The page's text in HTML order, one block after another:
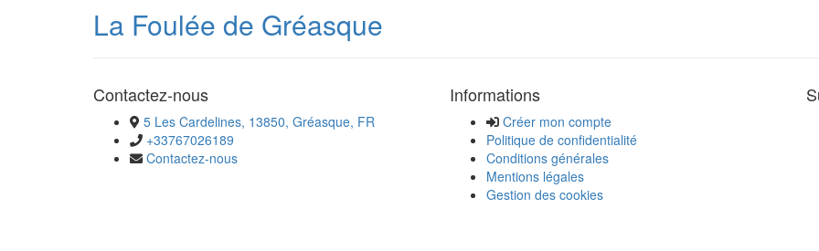
La Foulée de Gréasque
Contactez-nous
5 Les Cardelines, 13850, Gréasque, FR
+33767026189
Contactez-nous
Informations
Créer mon compte
Politique de confidentialité
Conditions générales
Mentions légales
Gestion des cookies